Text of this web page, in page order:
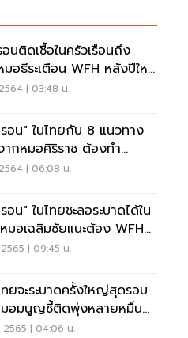
นติดเชื้อในครัวเรือนถึง
มอธีระเตือน WFH หลังปีใหม่
บาด| 03:48 น.
อน" ในไทยกับ 8 แนวทาง
ากหมอศิริราช ต้องทำ
บ้าง เช็กเลย
| 06:08 น.
อน" ในไทยชะลอระบาดได้ใน
มอเฉลิมชัยแนะต้อง WFH
หลังปีใหม่
| 09:45 น.
ยจะระบาดครั้งใหญ่สุดรอบ
อมนูญชี้ติดพุ่งหลายหมื่น
น
2565 | 04:06 น.